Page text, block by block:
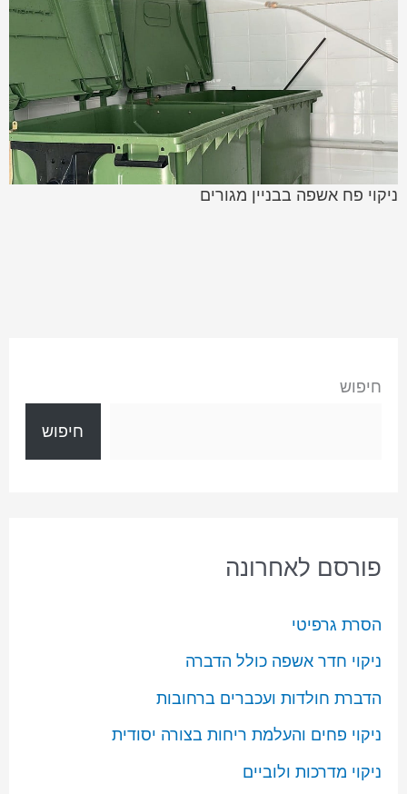
ניקוי פח אשפה בבניין מגורים
חיפוש
חיפוש
פורסם לאחרונה
הסרת גרפיטי
ניקוי חדר אשפה כולל הדברה
הדברת חולדות ועכברים ברחובות
ניקוי פחים והעלמת ריחות בצורה יסודית
ניקוי מדרכות ולוביים